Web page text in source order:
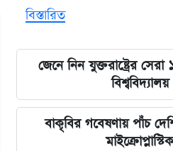
বিস্তারিত
জেনে নিন যুক্তরাষ্ট্রের সেরা
বিশ্ববিদ্যালয়
বাকৃবির গবেষণায় পাঁচ
মাইক্রোপ্লাস্টিক